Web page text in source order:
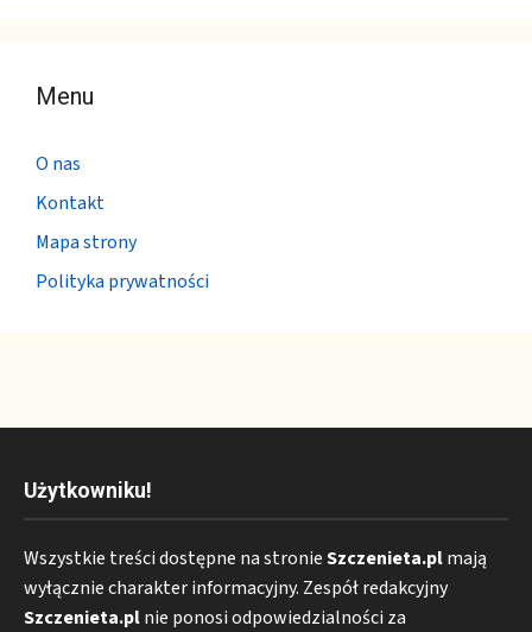
Menu
O nas
Kontakt
Mapa strony
Polityka prywatności
Użytkowniku!
Wszystkie treści dostępne na stronieSzczenieta.plmają
wyłącznie charakter informacyjny. Zespół redakcyjny
Szczenieta.plnie ponosi odpowiedzialności za